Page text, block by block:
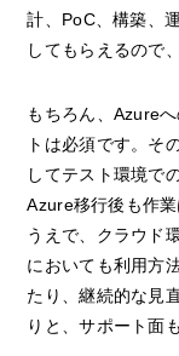
計、PoC、構築、
してもらえるので
もちろん、Azure
トは必須です。そ
してテスト環境で
Azure移行後も作
うえで、クラウド
においても利用方
たり、継続的な見
りと、サポート面